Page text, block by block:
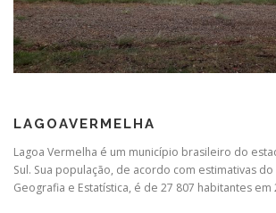
LAGOAVERMELHA
Lagoa Vermelha é um município brasileiro do
Sul. Sua população, de acordo com estimativas
Geografia e Estatística, é de 27 807 habitantes em